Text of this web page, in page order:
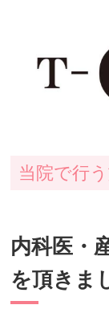
当院で行
内科医・
を頂きま